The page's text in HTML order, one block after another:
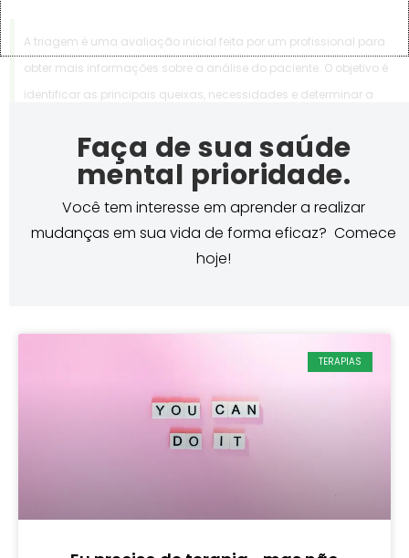
Faça de sua saúde
mental prioridade.
Você tem interesse em aprender a realizar
mudanças em sua vida de forma eficaz? Comece
hoje!
TERAPIAS